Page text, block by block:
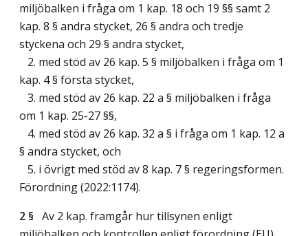
miljöbalken i fråga om 1 kap. 18 och 19 §§ samt 2
kap. 8 § andra stycket, 26 § andra och tredje
styckena och 29 § andra stycket,
2. med stöd av 26 kap. 5 § miljöbalken i fråga om 1
kap. 4 § första stycket,
3. med stöd av 26 kap. 22 a § miljöbalken i fråga
om 1 kap. 25-27 §§,
4. med stöd av 26 kap. 32 a § i fråga om 1 kap. 12 a
§ andra stycket, och
5. i övrigt med stöd av 8 kap. 7 § regeringsformen.
Förordning (2022:1174).
2 § Av 2 kap. framgår hur tillsynen enligt